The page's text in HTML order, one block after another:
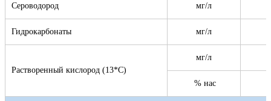
Сероводород мг/л
Гидрокарбонаты мг/л
Растворенный кислород (13*С)
мг/л
% нас